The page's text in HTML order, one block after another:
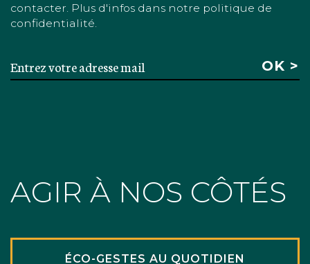
contacter. Plus d'infos dans notre politique de
confidentialité.
AGIR À NOS CÔTÉS
ÉCO-GESTES AU QUOTIDIEN